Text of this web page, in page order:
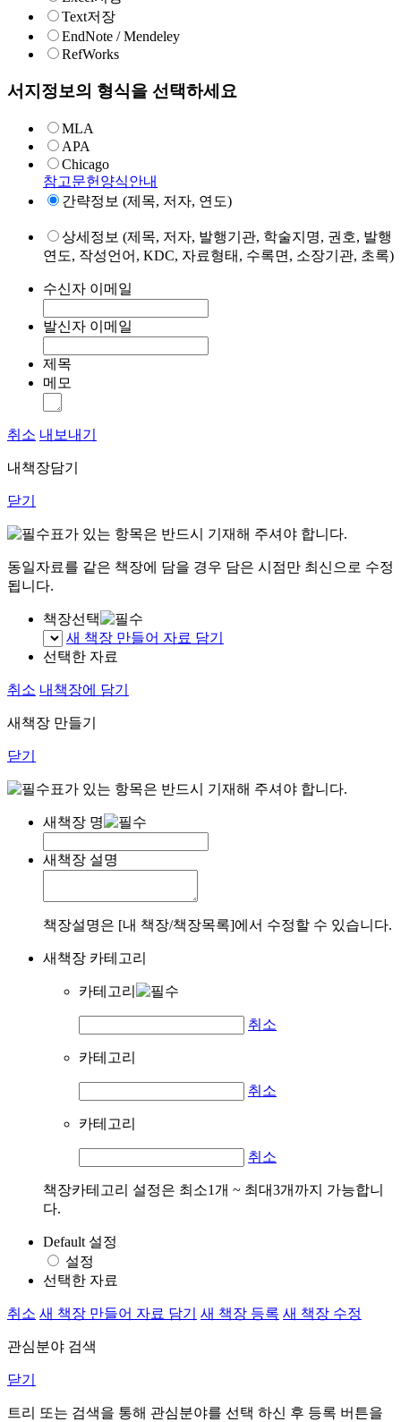
Text저장
EndNote / Mendeley
RefWorks
서지정보의 형식을 선택하세요
MLA
APA
Chicago
참고문헌양식안내
간략정보 (제목, 저자, 연도)
상세정보 (제목, 저자, 발행기관, 학술지명, 권호, 발행
연도, 작성언어, KDC, 자료형태, 수록면, 소장기관, 초록)
수신자 이메일
발신자 이메일
제목
메모
취소 내보내기
내책장담기
닫기
표가 있는 항목은 반드시 기재해 주셔야 합니다.
동일자료를 같은 책장에 담을 경우 담은 시점만 최신으로 수정
됩니다.
책장선택
새 책장 만들어 자료 담기
선택한 자료
취소 내책장에 담기
새책장 만들기
닫기
표가 있는 항목은 반드시 기재해 주셔야 합니다.
새책장 명
새책장 설명
책장설명은 [내 책장/책장목록]에서 수정할 수 있습니다.
새책장 카테고리
카테고리
취소
카테고리
취소
카테고리
취소
책장카테고리 설정은 최소1개 ~ 최대3개까지 가능합니
다.
Default 설정
설정
선택한 자료
취소 새 책장 만들어 자료 담기 새 책장 등록 새 책장 수정
관심분야 검색
닫기
트리 또는 검색을 통해 관심분야를 선택 하신 후 등록 버튼을